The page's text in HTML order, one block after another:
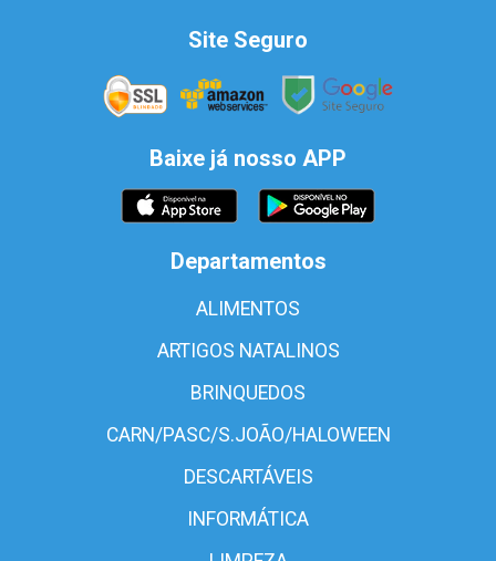
Site Seguro
Baixe já nosso APP
Departamentos
ALIMENTOS
ARTIGOS NATALINOS
BRINQUEDOS
CARN/PASC/S.JOÃO/HALOWEEN
DESCARTÁVEIS
INFORMÁTICA